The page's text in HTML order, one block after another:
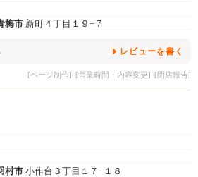
梅市 新町４丁目１９−７
レビューを書く
[ページ制作] [営業時間・内容変更] [閉店報告]
村市 小作台３丁目１７−１８